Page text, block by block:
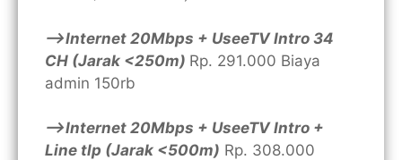
—>Internet 20Mbps + UseeTV Intro 34
CH (Jarak <250m) Rp. 291.000 Biaya
admin 150rb
—>Internet 20Mbps + UseeTV Intro +
Line tlp (Jarak <500m) Rp. 308.000